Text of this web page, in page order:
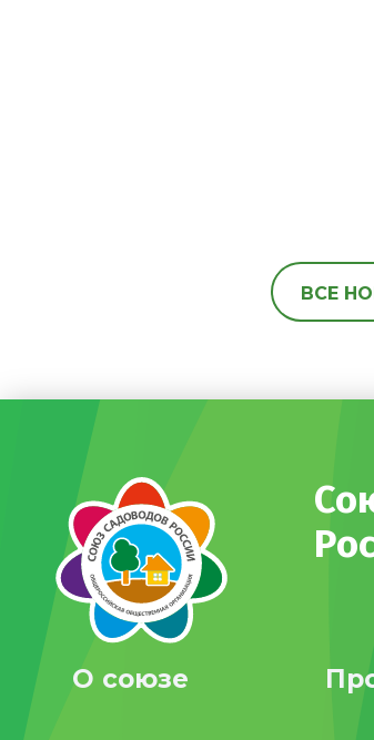
ВСЕ
О союзе